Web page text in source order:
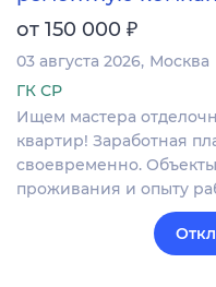
от 150 000 ₽
03 августа 2026 Москва
ГК СР
Ищем мастера
квартир! Заработная
своевременно.
проживания и опыту